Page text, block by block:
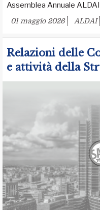
Assemblea Annuale
01 maggio 2026 ALDAI
Relazioni delle
e attività della